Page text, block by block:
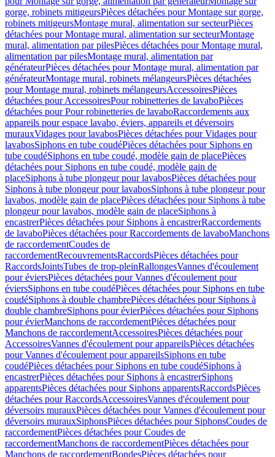
gorge, robinets mitigeursPièces détachées pour Montage sur gorge,
robinets mitigeursMontage mural, alimentation sur secteurPièces
détachées pour Montage mural, alimentation sur secteurMontage
mural, alimentation par pilesPièces détachées pour Montage mural,
alimentation par pilesMontage mural, alimentation par
générateurPièces détachées pour Montage mural, alimentation par
générateurMontage mural, robinets mélangeursPièces détachées
pour Montage mural, robinets mélangeursAccessoiresPièces
détachées pour AccessoiresPour robinetteries de lavaboPièces
détachées pour Pour robinetteries de lavaboRaccordements aux
appareils pour espace lavabo, éviers, appareils et déversoirs
murauxVidages pour lavabosPièces détachées pour Vidages pour
lavabosSiphons en tube coudéPièces détachées pour Siphons en
tube coudéSiphons en tube coudé, modèle gain de placePièces
détachées pour Siphons en tube coudé, modèle gain de
placeSiphons à tube plongeur pour lavabosPièces détachées pour
Siphons à tube plongeur pour lavabosSiphons à tube plongeur pour
lavabos, modèle gain de placePièces détachées pour Siphons à tube
plongeur pour lavabos, modèle gain de placeSiphons à
encastrerPièces détachées pour Siphons à encastrerRaccordements
de lavaboPièces détachées pour Raccordements de lavaboManchons
de raccordementCoudes de
raccordementRecouvrementsRaccordsPièces détachées pour
RaccordsJointsTubes de trop-pleinRallongesVannes d'écoulement
pour éviersPièces détachées pour Vannes d'écoulement pour
éviersSiphons en tube coudéPièces détachées pour Siphons en tube
coudéSiphons à double chambrePièces détachées pour Siphons à
double chambreSiphons pour évierPièces détachées pour Siphons
pour évierManchons de raccordementPièces détachées pour
Manchons de raccordementAccessoiresPièces détachées pour
AccessoiresVannes d'écoulement pour appareilsPièces détachées
pour Vannes d'écoulement pour appareilsSiphons en tube
coudéPièces détachées pour Siphons en tube coudéSiphons à
encastrerPièces détachées pour Siphons à encastrerSiphons
apparentsPièces détachées pour Siphons apparentsRaccordsPièces
détachées pour RaccordsAccessoiresVannes d'écoulement pour
déversoirs murauxPièces détachées pour Vannes d'écoulement pour
déversoirs murauxSiphonsPièces détachées pour SiphonsCoudes de
raccordementPièces détachées pour Coudes de
raccordementManchons de raccordementPièces détachées pour
Manchons de raccordementBondesPièces détachées pour